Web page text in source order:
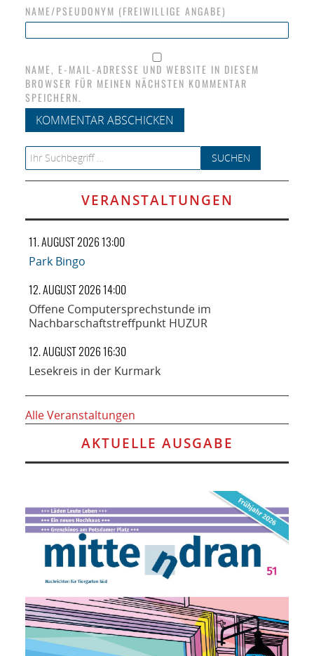
NAME/PSEUDONYM (FREIWILLIGE ANGABE)
NAME, E-MAIL-ADRESSE UND WEBSITE IN DIESEM
BROWSER FÜR MEINEN NÄCHSTEN KOMMENTAR
SPEICHERN.
Search for:
VERANSTALTUNGEN
11. AUGUST 2026 13:00
Park Bingo
12. AUGUST 2026 14:00
Offene Computersprechstunde im
Nachbarschaftstreffpunkt HUZUR
12. AUGUST 2026 16:30
Lesekreis in der Kurmark
Alle Veranstaltungen
AKTUELLE AUSGABE